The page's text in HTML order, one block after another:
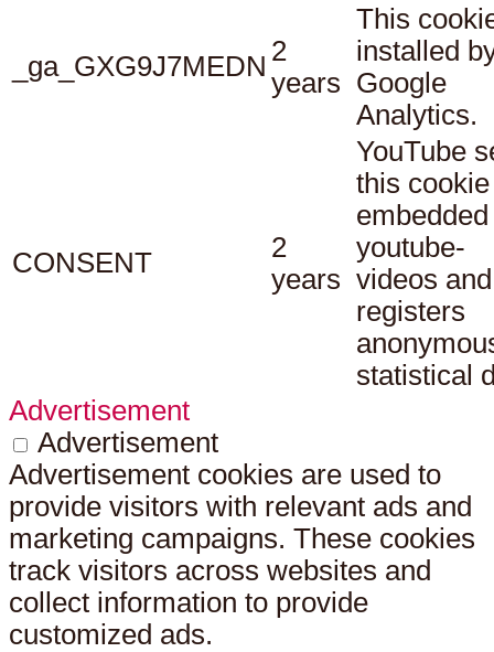
_ga_GXG9J7MEDN 2
years
This
installed
Google
Analytics.
CONSENT
2
years
YouTube
this
embedded
youtube-
videos and
registers
statistical
Advertisement
Advertisement
Advertisement cookies are used to
provide visitors with relevant ads and
marketing campaigns. These cookies
track visitors across websites and
collect information to provide
customized ads.